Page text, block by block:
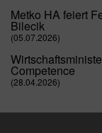
Metko HA feiert
Bilecik
(05.07.2026)
Competence
(28.04.2026)